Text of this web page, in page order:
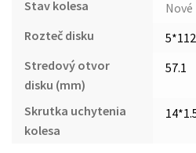
Stav kolesa
Nové
Rozteč disku
5*112
Stredový otvor
disku (mm)
57.1
Skrutka uchytenia
kolesa